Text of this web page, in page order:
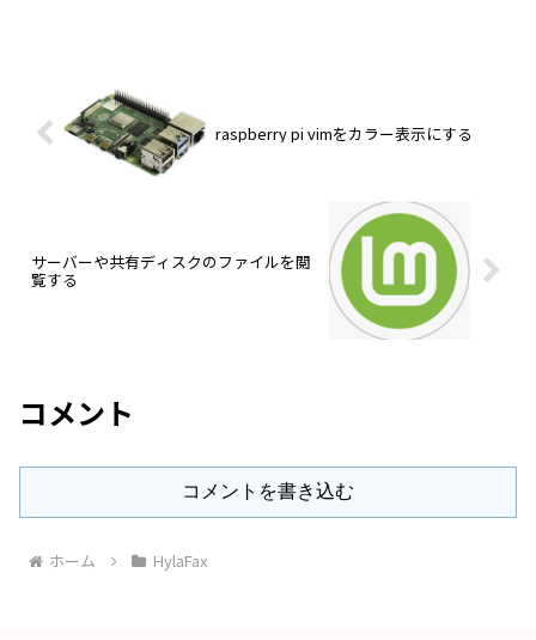
raspberry pi vimをカラー表示にする
サーバーや共有ディスクのファイルを閲
覧する
コメント
コメントを書き込む
ホーム HylaFax